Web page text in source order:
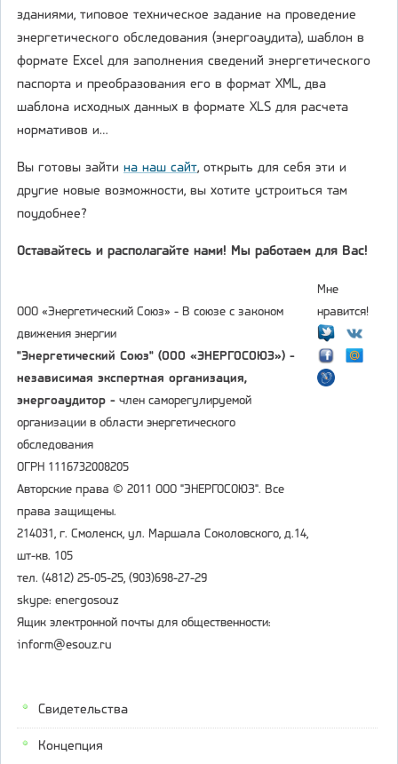
Свидетельства
Концепция
зданиями, типовое техническое задание на проведение
энергетического обследования (энергоаудита), шаблон в
формате Excel для заполнения сведений энергетического
паспорта и преобразования его в формат XML, два
шаблона исходных данных в формате XLS для расчета
нормативов и…
Вы готовы зайти на наш сайт, открыть для себя эти и
другие новые возможности, вы хотите устроиться там
поудобнее?
Оставайтесь и располагайте нами! Мы работаем для Вас!
ООО «Энергетический Союз» - В союзе с законом
движения энергии
"Энергетический Союз" (ООО «ЭНЕРГОСОЮЗ») -
независимая экспертная организация,
энергоаудитор - член саморегулируемой
организации в области энергетического
обследования
ОГРН 1116732008205
Авторские права © 2011 ООО "ЭНЕРГОСОЮЗ". Все
права защищены.
214031, г. Смоленск, ул. Маршала Соколовского, д.14,
шт-кв. 105
тел. (4812) 25-05-25, (903)698-27-29
skype: energosouz
Ящик электронной почты для общественности:
inform@esouz.ru
Мне
нравится!